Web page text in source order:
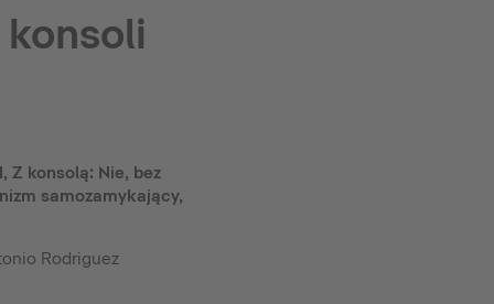
Z konsolą: Nie, bez
samozamykający,
Rodriguez